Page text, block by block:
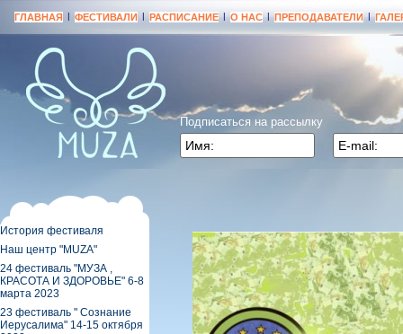
ГЛАВНАЯ | ФЕСТИВАЛИ | РАСПИСАНИЕ | О НАС | ПРЕПОДАВАТЕЛИ |
Подписаться на рассылку
История фестиваля
Наш центр "МUZA"
24 фестиваль "МУЗА ,
КРАСОТА И ЗДОРОВЬЕ" 6-8
марта 2023
23 фестиваль " Сознание
Иерусалима" 14-15 октября